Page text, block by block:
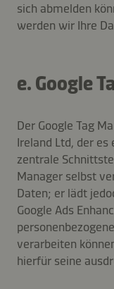
sich abmelden
werden wir Ihre
e. Google
Der Google Tag
Ireland Ltd, der
zentrale
Manager selbst
Daten; er lädt
Google Ads
verarbeiten
hierfür seine